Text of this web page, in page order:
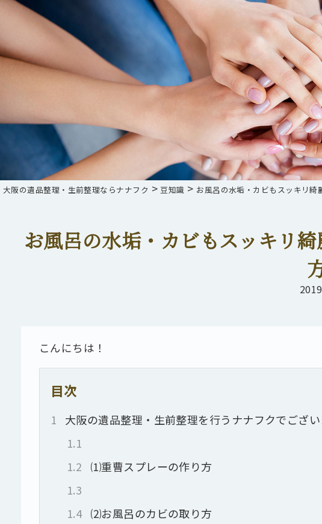
大阪の遺品整理・生前整理ならナナフク > 豆知識 > お風呂の水垢・カビもスッキリ
お風呂の水垢・カビもスッキリ
こんにちは！
目次
1
大阪の遺品整理・生前整理を行うナナフクでござい
1.1
1.2
⑴重曹スプレーの作り方
1.3
1.4 ⑵お風呂のカビの取り方